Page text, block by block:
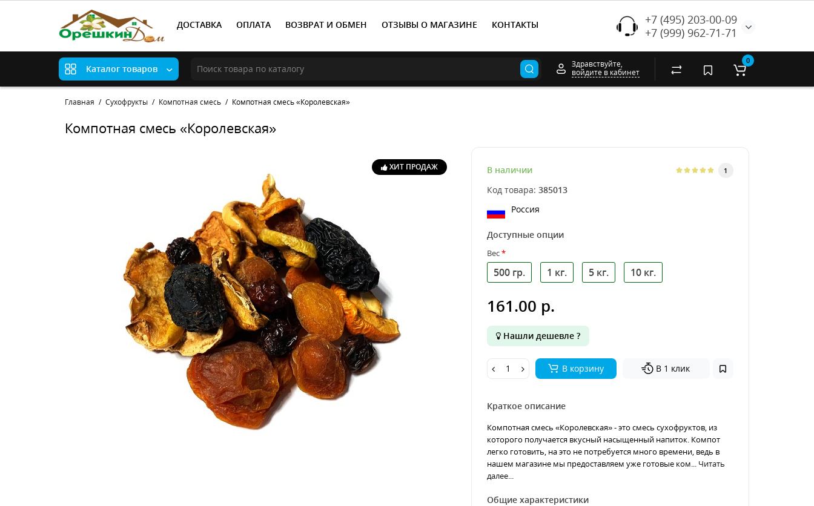
+7 (495) 203-00-09
+7 (999) 962-71-71
ДОСТАВКА ОПЛАТА ВОЗВРАТ И ОБМЕН ОТЗЫВЫ О МАГАЗИНЕ КОНТАКТЫ
Каталог товаров
Здравствуйте,
войдите в кабинет
0
Главная Сухофрукты Компотная смесь Компотная смесь «Королевская»
Компотная смесь «Королевская»
ХИТ ПРОДАЖ В наличии 1
Код товара: 385013
Россия
Доступные опции
Вес
500 гр. 1 кг. 5 кг. 10 кг.
161.00 р.
Нашли дешевле ?
В корзину В 1 клик
Краткое описание
Компотная смесь «Королевская» - это смесь сухофруктов, из
которого получается вкусный насыщенный напиток. Компот
легко готовить, на это не потребуется много времени, ведь в
нашем магазине мы предоставляем уже готовые ком... Читать
далее...
Общие характеристики